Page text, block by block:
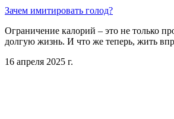
Зачем имитировать голод?
Ограничение калорий – это не только
долгую жизнь. И что же теперь, жить
16 апреля 2025 г.